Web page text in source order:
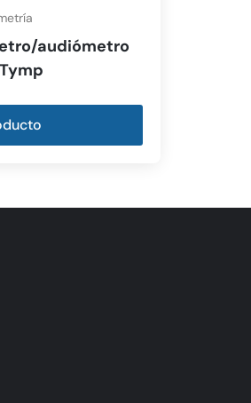
audiómetro